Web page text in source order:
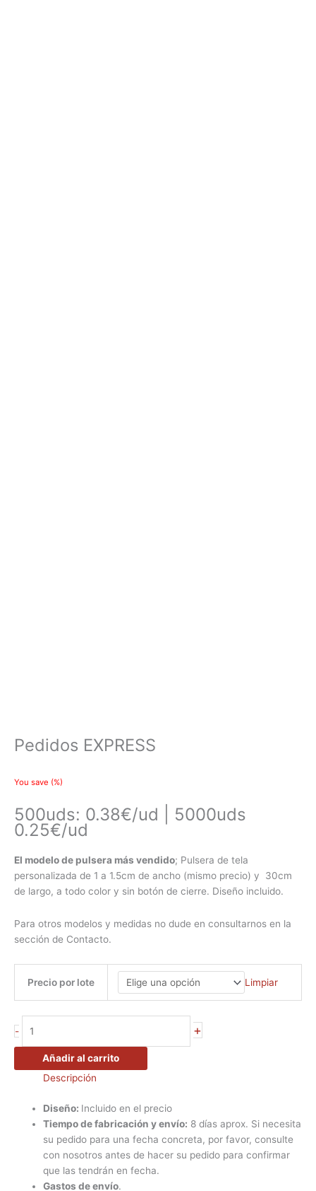
Pedidos EXPRESS
You save (%)
500uds: 0.38€/ud | 5000uds
0.25€/ud
El modelo de pulsera más vendido; Pulsera de tela
personalizada de 1 a 1.5cm de ancho (mismo precio) y 30cm
de largo, a todo color y sin botón de cierre. Diseño incluido.
Para otros modelos y medidas no dude en consultarnos en la
sección de Contacto.
Precio por lote Limpiar
- +
Añadir al carrito
Descripción
Diseño: Incluido en el precio
Tiempo de fabricación y envío: 8 días aprox. Si necesita
su pedido para una fecha concreta, por favor, consulte
con nosotros antes de hacer su pedido para confirmar
que las tendrán en fecha.
Gastos de envío.